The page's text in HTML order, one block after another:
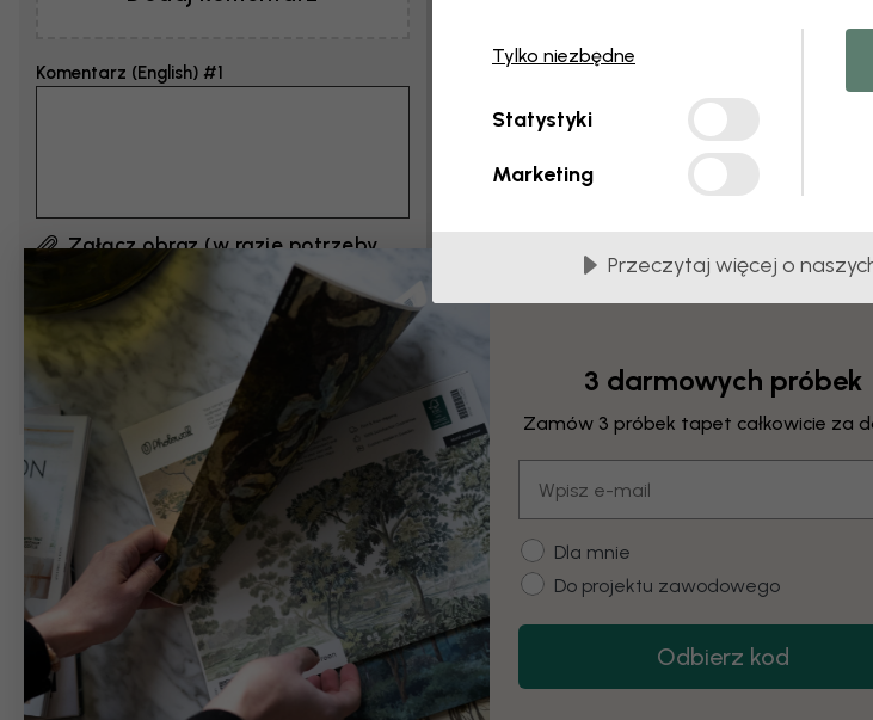
Komentarz (English) #1
Załącz obraz (w razie potrzeby
szkic lub przykład)
Klikając „Wyślij”, akceptuję
Warunki użytkowania
i potwierdzam, że je przeczytałem.
Przykładowe zmiany
Czarno-białe
Vintage
3 darmowych próbek
Zamów 3 próbek tapet całkowicie za
Customer type
Dla mnie
Do projektu zawodowego
Odbierz kod
Tylko niezbędne
Statystyki
Marketing
Przeczytaj więcej o